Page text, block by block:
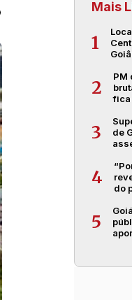
Mais
1
2
PM
fica
3
de
4
do
5